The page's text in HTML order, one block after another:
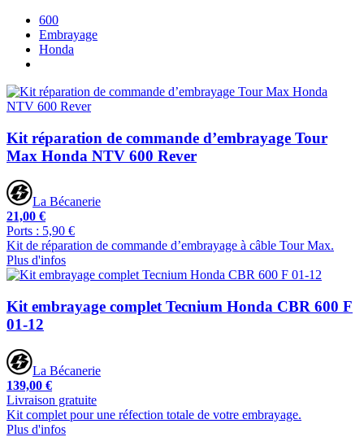
600
Embrayage
Honda
Kit réparation de commande d’embrayage Tour
Max Honda NTV 600 Rever
La Bécanerie
21,00 €
Ports : 5,90 €
Kit de réparation de commande d’embrayage à câble Tour Max.
Plus d'infos
Kit embrayage complet Tecnium Honda CBR 600 F
01-12
La Bécanerie
139,00 €
Livraison gratuite
Kit complet pour une réfection totale de votre embrayage.
Plus d'infos